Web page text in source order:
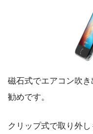
磁石式でエアコン吹
勧めです。
クリップ式で取り外